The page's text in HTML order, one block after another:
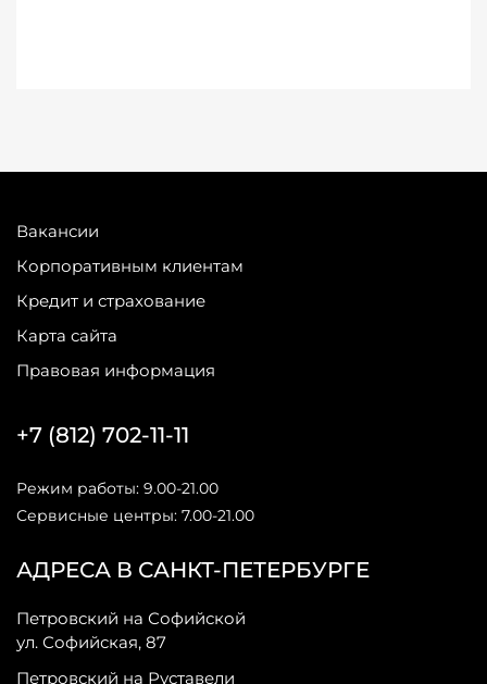
Вакансии
Корпоративным клиентам
Кредит и страхование
Карта сайта
Правовая информация
АДРЕСА В САНКТ-ПЕТЕРБУРГЕ
Петровский на Софийской
ул. Софийская, 87
Петровский на Руставели
+7 (812) 702-11-11
Режим работы: 9.00-21.00
Сервисные центры: 7.00-21.00